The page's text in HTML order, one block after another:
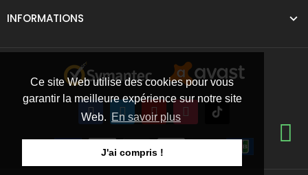
Ce site Web utilise des cookies pour vous
garantir la meilleure expérience sur notre site
Web. En savoir plus
J'ai compris !
INFORMATIONS